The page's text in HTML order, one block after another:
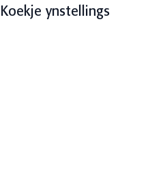
Koekje ynstellings